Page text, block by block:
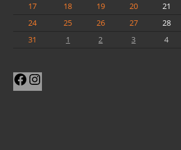
17
18 19 20 21
24
25 26 27 28
31
1 2 3 4
Facebook